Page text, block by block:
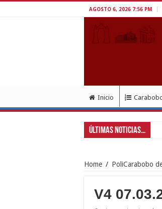
AGOSTO 6, 2026 7:56 PM
Inicio
Últimas Noticias...
Home / PoliCarabobo
V4